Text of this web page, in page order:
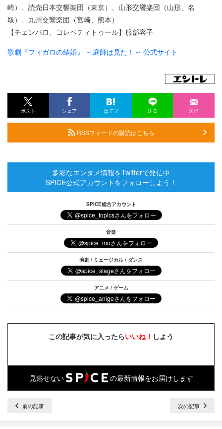
崎）、読売日本交響楽団（東京）、山形交響楽団（山形、名
取）、九州交響楽団（宮崎、熊本）
【チェンバロ、コレペティトゥール】服部容子
歌劇『フィガロの結婚』 ～庭師は見た！～ 公式サイト
ポスト シェア はてブ 送る 送信
RSSフィードの購読はこちら
多彩なエンタメ情報をTwitterで発信中
SPICE公式アカウントをフォローしよう！
SPICE総合アカウント
音楽
演劇 / ミュージカル / ダンス
アニメ / ゲーム
この記事が気に入ったらいいね！ しよう
見逃せない の最新情報をお届けします
前の記事 次の記事